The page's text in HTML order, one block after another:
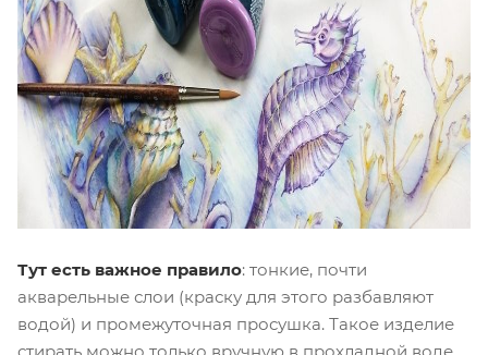
Тут есть важное правило: тонкие, почти
акварельные слои (краску для этого разбавляют
водой) и промежуточная просушка. Такое изделие